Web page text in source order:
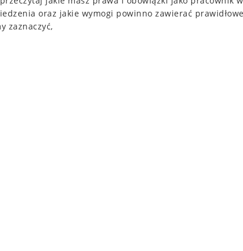
oraz jakie wymogi powinno zawierać prawidłowe
zaznaczyć,